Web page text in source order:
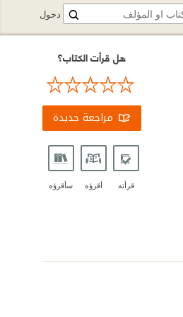
هل قرأت الكتاب؟
مراجعة جديدة
قرأته أقرؤه سأقرؤه
دخول